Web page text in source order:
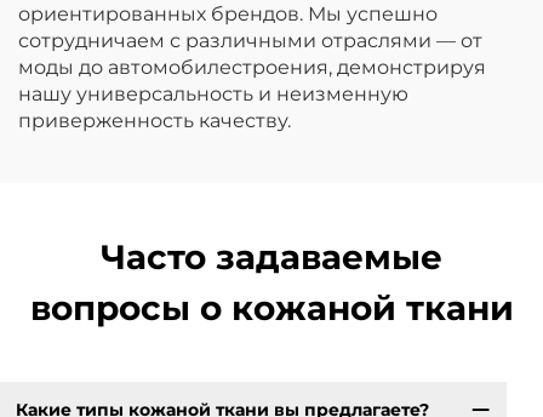
ориентированных брендов. Мы успешно
сотрудничаем с различными отраслями — от
моды до автомобилестроения, демонстрируя
нашу универсальность и неизменную
приверженность качеству.
Часто задаваемые
вопросы о кожаной ткани
Какие типы кожаной ткани вы предлагаете?